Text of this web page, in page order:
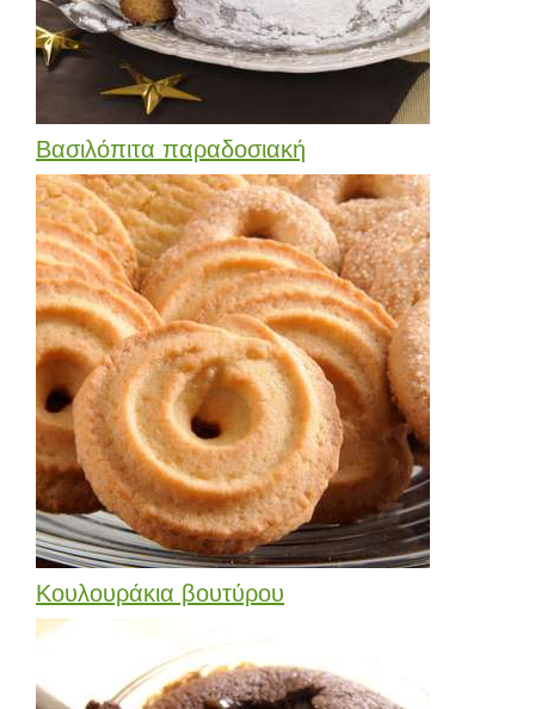
Βασιλόπιτα παραδοσιακή
Κουλουράκια βουτύρου